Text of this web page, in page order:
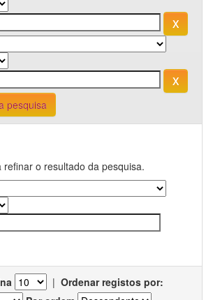
pesquisa
refinar o resultado da pesquisa.
| Ordenar registos por: